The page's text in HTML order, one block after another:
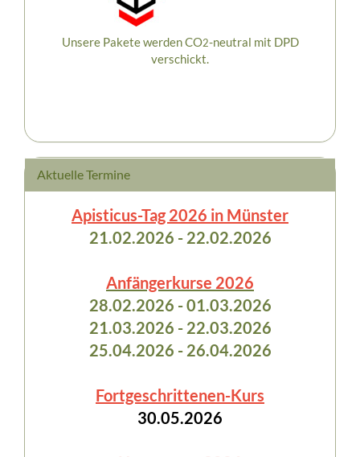
Unsere Pakete werden CO2-neutral mit DPD
verschickt.
Aktuelle Termine
Apisticus-Tag 2026 in Münster
21.02.2026 - 22.02.2026
Anfängerkurse 2026
28.02.2026 - 01.03.2026
21.03.2026 - 22.03.2026
25.04.2026 - 26.04.2026
Fortgeschrittenen-Kurs
30.05.2026